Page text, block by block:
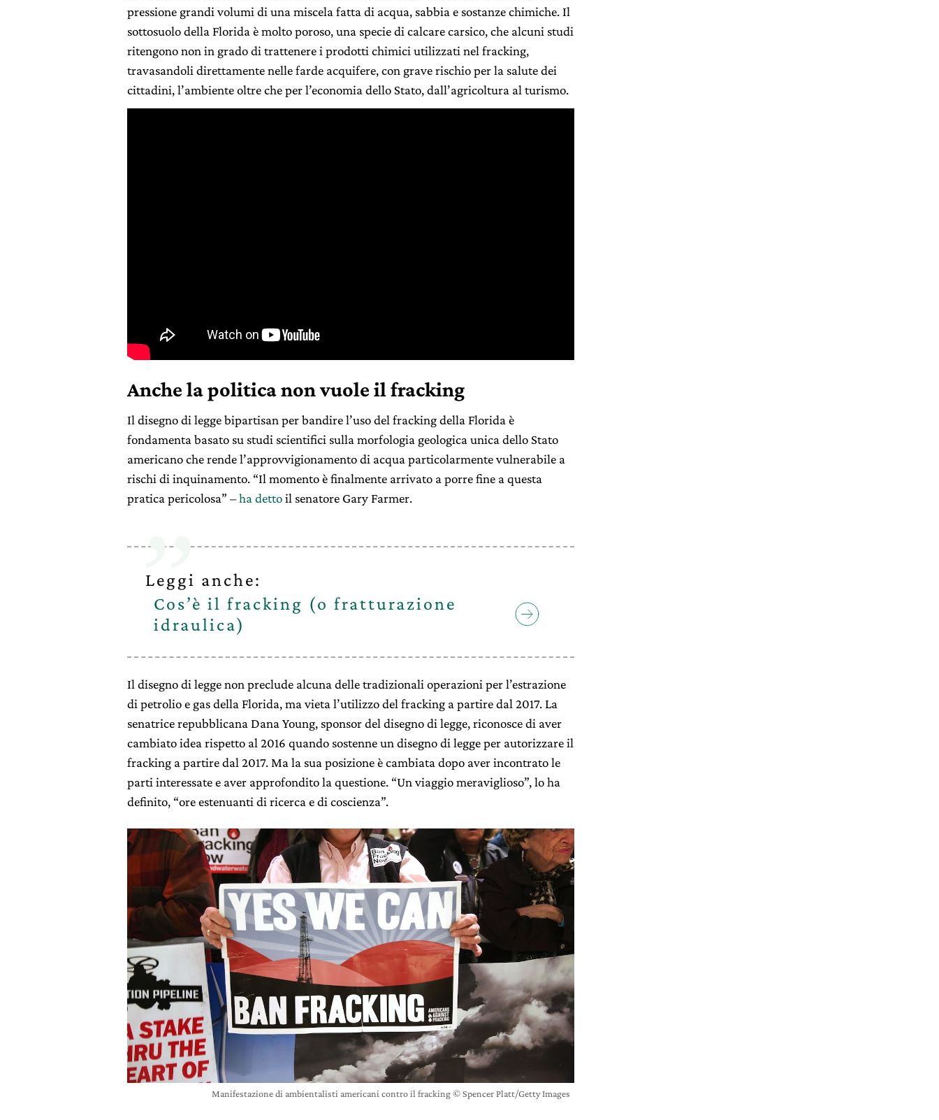
pressione grandi volumi di una miscela fatta di acqua, sabbia e sostanze chimiche. Il
sottosuolo della Florida è molto poroso, una specie di calcare carsico, che alcuni studi
ritengono non in grado di trattenere i prodotti chimici utilizzati nel fracking,
travasandoli direttamente nelle farde acquifere, con grave rischio per la salute dei
cittadini, l’ambiente oltre che per l’economia dello Stato, dall’agricoltura al turismo.
Anche la politica non vuole il fracking
Il disegno di legge bipartisan per bandire l’uso del fracking della Florida è
fondamenta basato su studi scientifici sulla morfologia geologica unica dello Stato
americano che rende l’approvvigionamento di acqua particolarmente vulnerabile a
rischi di inquinamento. “Il momento è finalmente arrivato a porre fine a questa
pratica pericolosa” –ha dettoil senatore Gary Farmer.
Leggi anche:
Cos’è il fracking (o fratturazione
idraulica)
Il disegno di legge non preclude alcuna delle tradizionali operazioni per l’estrazione
di petrolio e gas della Florida, ma vieta l’utilizzo del fracking a partire dal 2017. La
senatrice repubblicana Dana Young, sponsor del disegno di legge, riconosce di aver
cambiato idea rispetto al 2016 quando sostenne un disegno di legge per autorizzare il
fracking a partire dal 2017. Ma la sua posizione è cambiata dopo aver incontrato le
parti interessate e aver approfondito la questione. “Un viaggio meraviglioso”, lo ha
definito, “ore estenuanti di ricerca e di coscienza”.
Manifestazione di ambientalisti americani contro il fracking © Spencer Platt/Getty Images